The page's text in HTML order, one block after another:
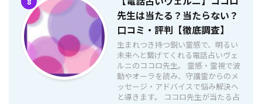
先生は当たる？当たらない？
口コミ・評判【徹底調査】
生まれつき持つ鋭い霊感で、明るい
未来へと繋げてくれる電話占いヴェ
ルニのココロ先生。 霊感・霊視で波
動やオーラを読み、守護霊からのメ
ッセージ・アドバイスで悩み解決へ
と導きます。 ココロ先生が当たる占